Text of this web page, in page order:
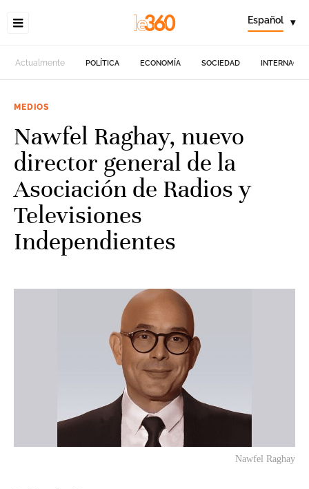
Español ▾
Actualmente POLÍTICA ECONOMÍA SOCIEDAD
MEDIOS
Nawfel Raghay, nuevo
director general de la
Asociación de Radios y
Televisiones
Independientes
Nawfel Raghay